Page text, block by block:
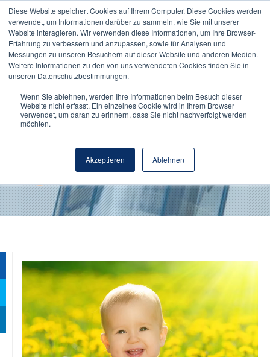
Diese Website speichert Cookies auf Ihrem Computer. Diese Cookies werden
verwendet, um Informationen darüber zu sammeln, wie Sie mit unserer
Website interagieren. Wir verwenden diese Informationen, um Ihre Browser-
Erfahrung zu verbessern und anzupassen, sowie für Analysen und
Messungen zu unseren Besuchern auf dieser Website und anderen Medien.
Weitere Informationen zu den von uns verwendeten Cookies finden Sie in
unseren Datenschutzbestimmungen.
Wenn Sie ablehnen, werden Ihre Informationen beim Besuch dieser
Website nicht erfasst. Ein einzelnes Cookie wird in Ihrem Browser
verwendet, um daran zu erinnern, dass Sie nicht nachverfolgt werden
möchten.
Akzeptieren Ablehnen
Der Weg von der Wiese ins
Kinderbäuchlein
VonMonique Inderbitzin- 11. November 2021